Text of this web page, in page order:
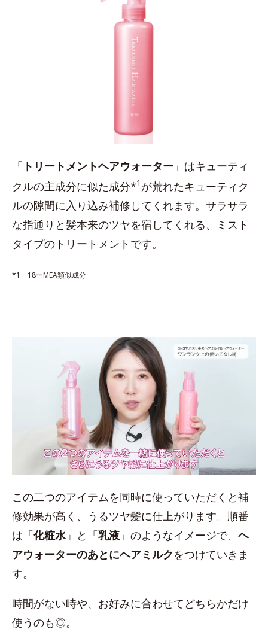
「 トリートメントヘアウォーター 」はキューティ
クルの主成分に似た成分*1 が荒れたキューティク
ルの隙間に入り込み補修してくれます。サラサラ
な指通りと髪本来のツヤを宿してくれる、ミスト
タイプのトリートメントです。
*1 18ーMEA類似成分
この二つのアイテムを同時に使っていただくと補
修効果が高く、うるツヤ髪に仕上がります。順番
は「化粧水」と「乳液 」のようなイメージで、 ヘ
アウォーターのあとにヘアミルクをつけていきま
す。
時間がない時や、お好みに合わせてどちらかだけ
使うのも◎。